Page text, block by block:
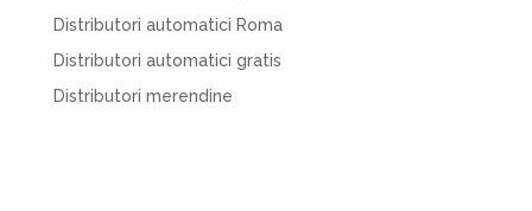
Distributori automatici Roma
Distributori automatici gratis
Distributori merendine